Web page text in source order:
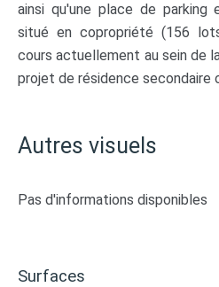
ainsi qu'une place de parking
situé en copropriété (156
cours actuellement au sein de
projet de résidence secondaire
Autres visuels
Pas d'informations disponibles
Surfaces